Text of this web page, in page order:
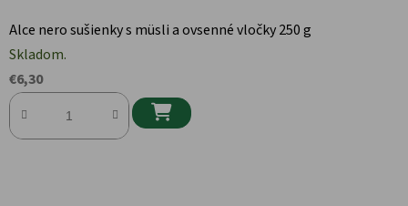
Alce nero sušienky s müsli a ovsenné vločky 250 g
Skladom.
€6,30
